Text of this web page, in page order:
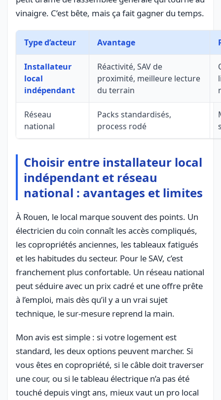
vinaigre. C’est bête, mais ça fait gagner du temps.
Type d’acteur Avantage
Installateur
local
indépendant
Réactivité, SAV de
proximité, meilleure lecture
du terrain
Réseau
national
Packs standardisés,
process rodé
Choisir entre installateur local
indépendant et réseau
national : avantages et limites
À Rouen, le local marque souvent des points. Un
électricien du coin connaît les accès compliqués,
les copropriétés anciennes, les tableaux fatigués
et les habitudes du secteur. Pour le SAV, c’est
franchement plus confortable. Un réseau national
peut séduire avec un prix cadré et une offre prête
à l’emploi, mais dès qu’il y a un vrai sujet
technique, le sur-mesure reprend la main.
Mon avis est simple : si votre logement est
standard, les deux options peuvent marcher. Si
vous êtes en copropriété, si le câble doit traverser
une cour, ou si le tableau électrique n’a pas été
touché depuis vingt ans, mieux vaut un pro local